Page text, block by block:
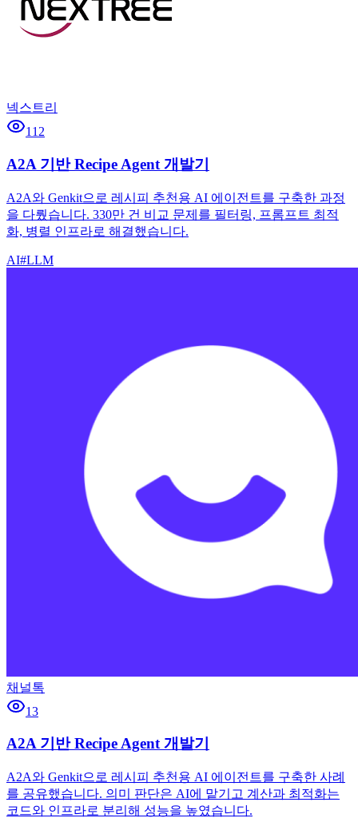
넥스트리
112
A2A 기반 Recipe Agent 개발기
A2A와 Genkit으로 레시피 추천용 AI 에이전트를 구축한 과정
을 다뤘습니다. 330만 건 비교 문제를 필터링, 프롬프트 최적
화, 병렬 인프라로 해결했습니다.
AI#LLM
채널톡
13
A2A 기반 Recipe Agent 개발기
A2A와 Genkit으로 레시피 추천용 AI 에이전트를 구축한 사례
를 공유했습니다. 의미 판단은 AI에 맡기고 계산과 최적화는
코드와 인프라로 분리해 성능을 높였습니다.